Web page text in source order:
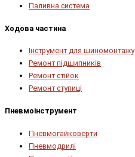
Паливна система
Ходова частина
Інструмент для шиномонтажу
Ремонт підшипників
Ремонт стійок
Ремонт ступиці
Пневмоінструмент
Пневмогайковерти
Пневмодрилі